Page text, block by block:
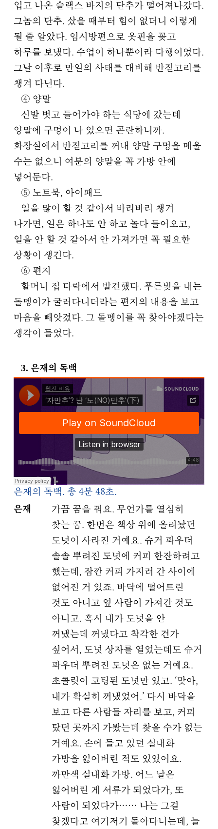
입고 나온 슬랙스 바지의 단추가 떨어져나갔다.
그놈의 단추. 샀을 때부터 힘이 없더니 이렇게
될 줄 알았다. 임시방편으로 옷핀을 꽂고
하루를 보냈다. 수업이 하나뿐이라 다행이었다.
그날 이후로 만일의 사태를 대비해 반짇고리를
챙겨 다닌다.
④ 양말
신발 벗고 들어가야 하는 식당에 갔는데
양말에 구멍이 나 있으면 곤란하니까.
화장실에서 반짇고리를 꺼내 양말 구멍을 메울
수는 없으니 여분의 양말을 꼭 가방 안에
넣어둔다.
⑤ 노트북, 아이패드
일을 많이 할 것 같아서 바리바리 챙겨
나가면, 일은 하나도 안 하고 놀다 들어오고,
일을 안 할 것 같아서 안 가져가면 꼭 필요한
상황이 생긴다.
⑥ 편지
할머니 집 다락에서 발견했다. 푸른빛을 내는
돌멩이가 굴러다니더라는 편지의 내용을 보고
마음을 빼앗겼다. 그 돌멩이를 꼭 찾아야겠다는
생각이 들었다.
3. 은재의 독백
은재의 독백. 총 4분 48초.
은재
가끔 꿈을 꿔요. 무언가를 열심히
찾는 꿈. 한번은 책상 위에 올려놨던
도넛이 사라진 거예요. 슈거 파우더
솔솔 뿌려진 도넛에 커피 한잔하려고
했는데, 잠깐 커피 가지러 간 사이에
없어진 거 있죠. 바닥에 떨어트린
것도 아니고 옆 사람이 가져간 것도
아니고. 혹시 내가 도넛을 안
꺼냈는데 꺼냈다고 착각한 건가
싶어서, 도넛 상자를 열었는데도 슈거
파우더 뿌려진 도넛은 없는 거예요.
초콜릿이 코팅된 도넛만 있고. ‘맞아,
내가 확실히 꺼냈었어.’ 다시 바닥을
보고 다른 사람들 자리를 보고, 커피
탔던 곳까지 가봤는데 찾을 수가 없는
거예요. 손에 들고 있던 실내화
가방을 잃어버린 적도 있었어요.
까만색 실내화 가방. 어느 날은
잃어버린 게 서류가 되었다가, 또
사람이 되었다가…… 나는 그걸
찾겠다고 여기저기 돌아다니는데, 늘